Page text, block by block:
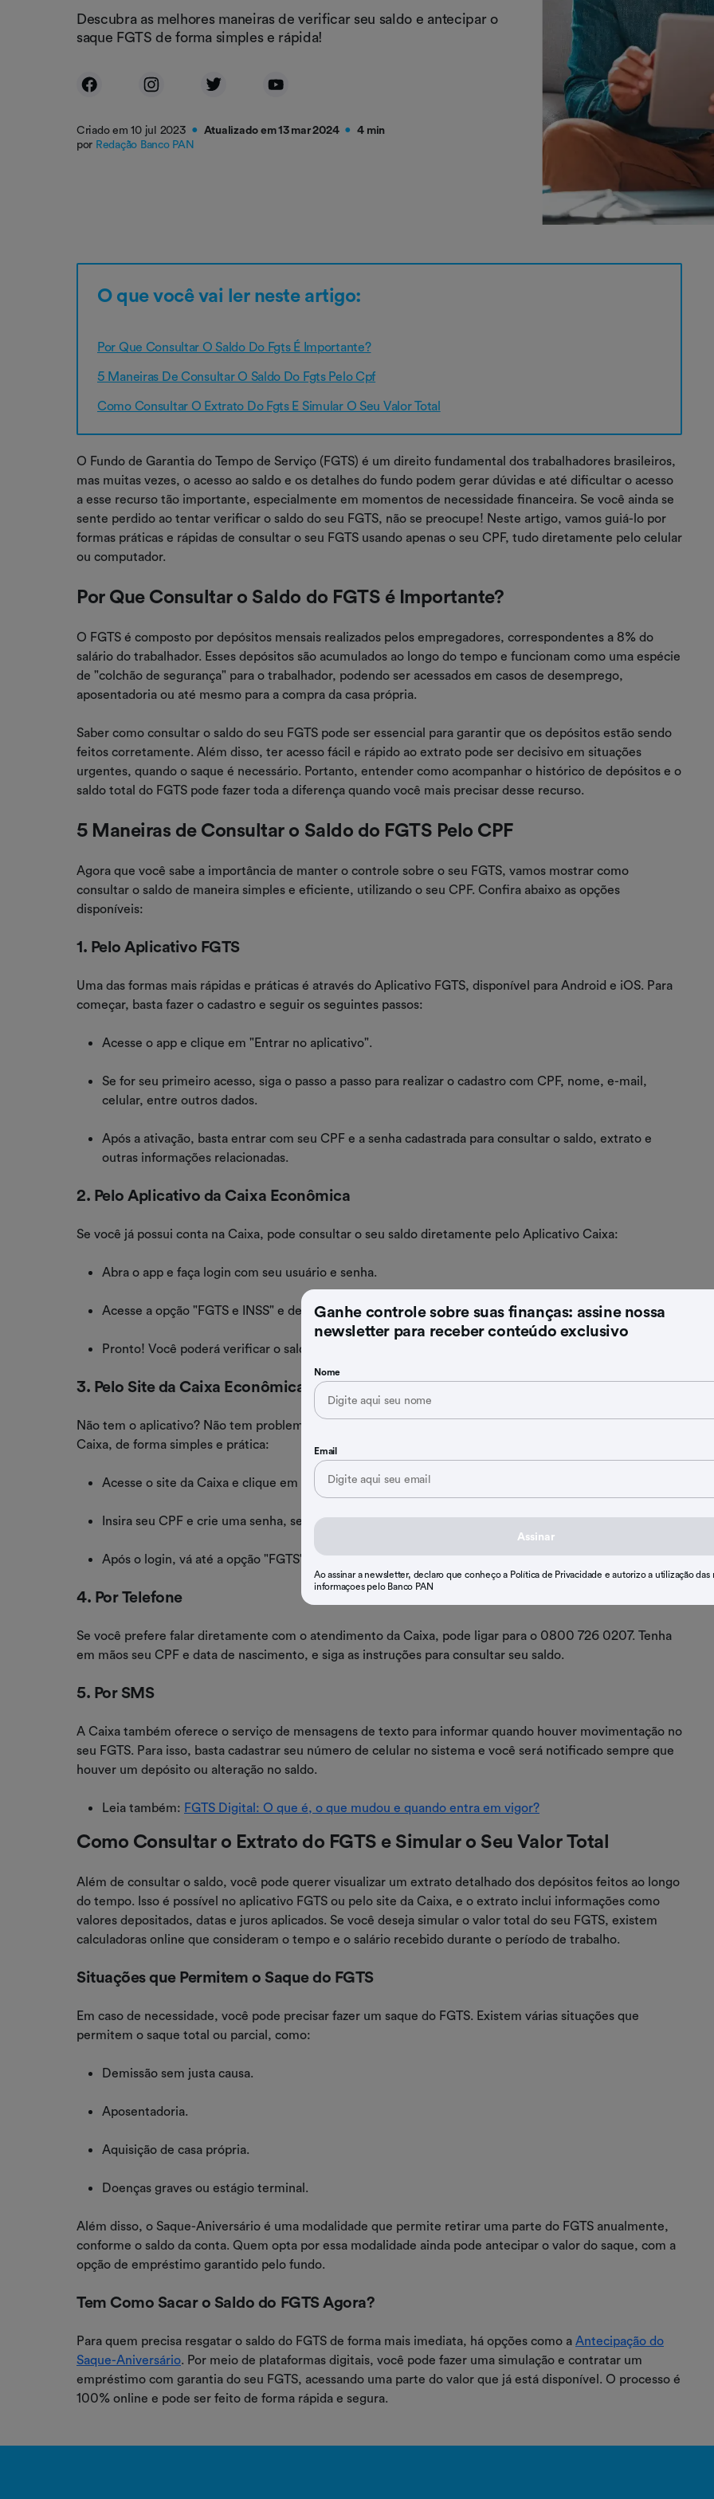
Descubra as melhores maneiras de verificar seu saldo e antecipar o
saque FGTS de forma simples e rápida!
Criado em 10 jul 2023 ● Atualizado em 13 mar 2024 ●
4 min
por Redação Banco PAN
O que você vai ler neste artigo:
Por Que Consultar O Saldo Do Fgts É Importante?
5 Maneiras De Consultar O Saldo Do Fgts Pelo Cpf
Como Consultar O Extrato Do Fgts E Simular O Seu Valor Total
O Fundo de Garantia do Tempo de Serviço (FGTS) é um direito fundamental dos trabalhadores brasileiros,
mas muitas vezes, o acesso ao saldo e os detalhes do fundo podem gerar dúvidas e até dificultar o acesso
a esse recurso tão importante, especialmente em momentos de necessidade financeira. Se você ainda se
sente perdido ao tentar verificar o saldo do seu FGTS, não se preocupe! Neste artigo, vamos guiá-lo por
formas práticas e rápidas de consultar o seu FGTS usando apenas o seu CPF, tudo diretamente pelo celular
ou computador.
Por Que Consultar o Saldo do FGTS é Importante?
O FGTS é composto por depósitos mensais realizados pelos empregadores, correspondentes a 8% do
salário do trabalhador. Esses depósitos são acumulados ao longo do tempo e funcionam como uma espécie
de "colchão de segurança" para o trabalhador, podendo ser acessados em casos de desemprego,
aposentadoria ou até mesmo para a compra da casa própria.
Saber como consultar o saldo do seu FGTS pode ser essencial para garantir que os depósitos estão sendo
feitos corretamente. Além disso, ter acesso fácil e rápido ao extrato pode ser decisivo em situações
urgentes, quando o saque é necessário. Portanto, entender como acompanhar o histórico de depósitos e o
saldo total do FGTS pode fazer toda a diferença quando você mais precisar desse recurso.
5 Maneiras de Consultar o Saldo do FGTS Pelo CPF
Agora que você sabe a importância de manter o controle sobre o seu FGTS, vamos mostrar como
consultar o saldo de maneira simples e eficiente, utilizando o seu CPF. Confira abaixo as opções
disponíveis:
1. Pelo Aplicativo FGTS
Uma das formas mais rápidas e práticas é através do Aplicativo FGTS, disponível para Android e iOS. Para
começar, basta fazer o cadastro e seguir os seguintes passos:
Acesse o app e clique em "Entrar no aplicativo".
Se for seu primeiro acesso, siga o passo a passo para realizar o cadastro com CPF, nome, e-mail,
celular, entre outros dados.
Após a ativação, basta entrar com seu CPF e a senha cadastrada para consultar o saldo, extrato e
outras informações relacionadas.
2. Pelo Aplicativo da Caixa Econômica
Se você já possui conta na Caixa, pode consultar o seu saldo diretamente pelo Aplicativo Caixa:
Abra o app e faça login com seu usuário e senha.
Acesse a opção "FGTS e INSS" e depois escolha "Extrato".
Pronto! Você poderá verificar o saldo do seu FGTS e demais detalhes da sua conta.
3. Pelo Site da Caixa Econômica
Não tem o aplicativo? Não tem problema! Também é possível consultar o saldo do seu FGTS pelo site da
Caixa, de forma simples e prática:
Acesse o site da Caixa e clique em "Conveniado (login por CPF)".
Insira seu CPF e crie uma senha, se for o primeiro acesso.
Após o login, vá até a opção "FGTS" para visualizar o saldo e extratos.
4. Por Telefone
Se você prefere falar diretamente com o atendimento da Caixa, pode ligar para o 0800 726 0207. Tenha
em mãos seu CPF e data de nascimento, e siga as instruções para consultar seu saldo.
5. Por SMS
A Caixa também oferece o serviço de mensagens de texto para informar quando houver movimentação no
seu FGTS. Para isso, basta cadastrar seu número de celular no sistema e você será notificado sempre que
houver um depósito ou alteração no saldo.
Leia também: FGTS Digital: O que é, o que mudou e quando entra em vigor?
Como Consultar o Extrato do FGTS e Simular o Seu Valor Total
Além de consultar o saldo, você pode querer visualizar um extrato detalhado dos depósitos feitos ao longo
do tempo. Isso é possível no aplicativo FGTS ou pelo site da Caixa, e o extrato inclui informações como
valores depositados, datas e juros aplicados. Se você deseja simular o valor total do seu FGTS, existem
calculadoras online que consideram o tempo e o salário recebido durante o período de trabalho.
Situações que Permitem o Saque do FGTS
Em caso de necessidade, você pode precisar fazer um saque do FGTS. Existem várias situações que
permitem o saque total ou parcial, como:
Demissão sem justa causa.
Aposentadoria.
Aquisição de casa própria.
Doenças graves ou estágio terminal.
Além disso, o Saque-Aniversário é uma modalidade que permite retirar uma parte do FGTS anualmente,
conforme o saldo da conta. Quem opta por essa modalidade ainda pode antecipar o valor do saque, com a
opção de empréstimo garantido pelo fundo.
Tem Como Sacar o Saldo do FGTS Agora?
Para quem precisa resgatar o saldo do FGTS de forma mais imediata, há opções como a Antecipação do
Saque-Aniversário. Por meio de plataformas digitais, você pode fazer uma simulação e contratar um
empréstimo com garantia do seu FGTS, acessando uma parte do valor que já está disponível. O processo é
100% online e pode ser feito de forma rápida e segura.
Ganhe controle sobre suas finanças: assine nossa
newsletter para receber conteúdo exclusivo
Nome
Email
Assinar
Ao assinar a newsletter, declaro que conheço a Política de Privacidade e autorizo a utilização das
informaçoes pelo Banco PAN